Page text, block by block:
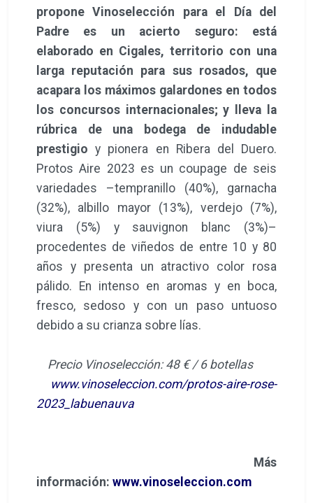
propone Vinoselección para el Día del
Padre es un acierto seguro: está
elaborado en Cigales, territorio con una
larga reputación para sus rosados, que
acapara los máximos galardones en todos
los concursos internacionales; y lleva la
rúbrica de una bodega de indudable
prestigioy pionera en Ribera del Duero.
Protos Aire 2023 es un coupage de seis
variedades –tempranillo (40%), garnacha
(32%), albillo mayor (13%), verdejo (7%),
viura (5%) y sauvignon blanc (3%)–
procedentes de viñedos de entre 10 y 80
años y presenta un atractivo color rosa
pálido. En intenso en aromas y en boca,
fresco, sedoso y con un paso untuoso
debido a su crianza sobre lías.
Precio Vinoselección: 48 € / 6 botellas
www.vinoseleccion.com/protos-aire-rose-
2023_labuenauva
Más
información: www.vinoseleccion.com